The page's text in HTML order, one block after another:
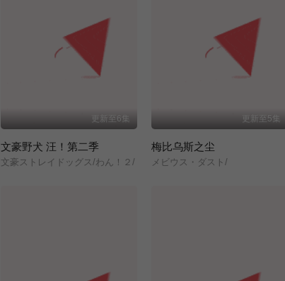
更新至6集
文豪野犬 汪！第二季
文豪ストレイドッグス/わん！２/
更新至5集
梅比乌斯之尘
メビウス・ダスト/